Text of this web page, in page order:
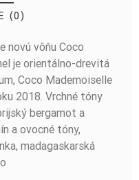
(0)
novú vôňu Coco
je orientálno-drevitá
Coco Mademoiselle
2018. Vrchné tóny
bergamot a
a ovocné tóny,
madagaskarská